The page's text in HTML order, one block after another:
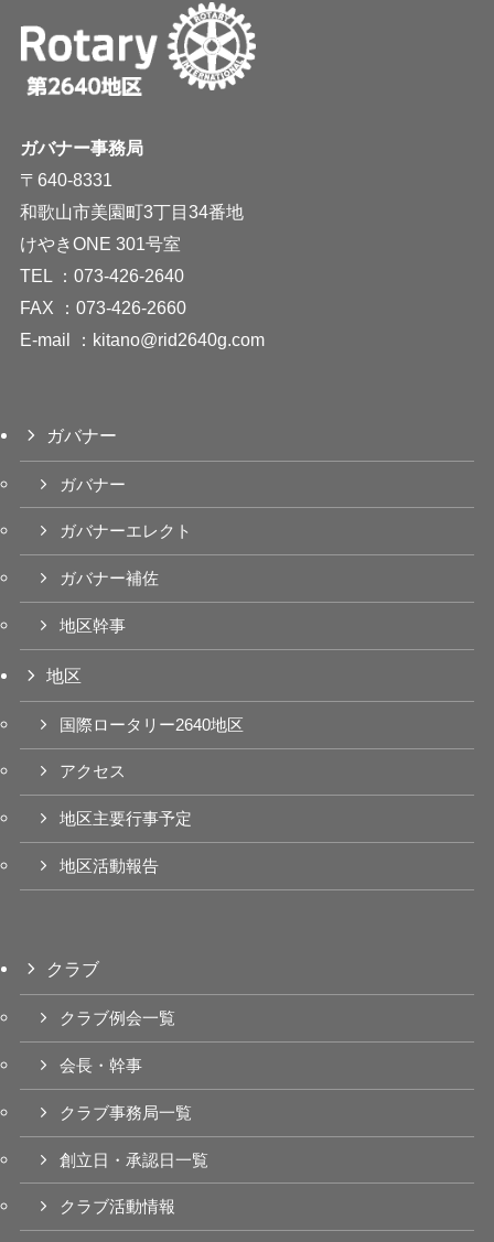
ガバナー事務局
〒640-8331
和歌山市美園町3丁目34番地
けやきONE 301号室
TEL ：073-426-2640
FAX ：073-426-2660
E-mail ： kitano@rid2640g.com
ガバナー
ガバナー
ガバナーエレクト
ガバナー補佐
地区幹事
地区
国際ロータリー2640地区
アクセス
地区主要行事予定
地区活動報告
クラブ
クラブ例会一覧
会長・幹事
クラブ事務局一覧
創立日・承認日一覧
クラブ活動情報